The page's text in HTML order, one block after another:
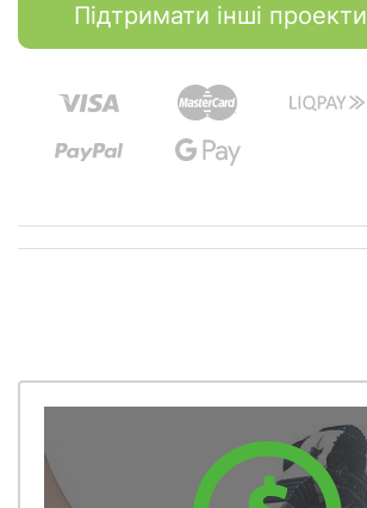
Підтримати інші проекти